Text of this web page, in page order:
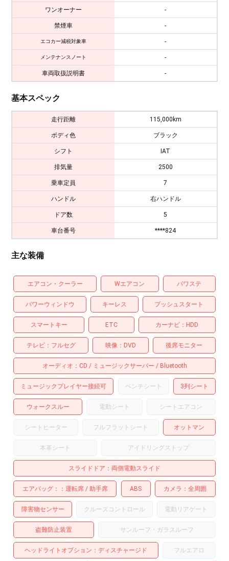
ワンオーナー -
禁煙車 -
エコカー減税対象車 -
メンテナンスノート -
車両取扱説明書 -
基本スペック
走行距離 115,000km
ボディ色 ブラック
シフト IAT
排気量 2500
乗車定員 7
ハンドル 右ハンドル
ドア数 5
車台番号 ****824
主な装備
エアコン・クーラー Wエアコン パワステ
パワーウィンドウ キーレス プッシュスタート
スマートキー ETC カーナビ HDD
テレビ フルセグ 映像 DVD 後席モニター
オーディオ CD ミュージックサーバー Bluetooth
ミュージックプレイヤー接続可 ベンチシート 3列シート
ウォークスルー 電動シート シートエアコン
シートヒーター フルフラットシート オットマン
本革シート アイドリングストップ
スライドドア 両側電動スライド
エアバッグ： 運転席 助手席 ABS カメラ 全周囲
障害物センサー クルーズコントロール 電動リアゲート
盗難防止装置 サンルーフ・ガラスルーフ
ヘッドライトオプション ディスチャージド フルエアロ